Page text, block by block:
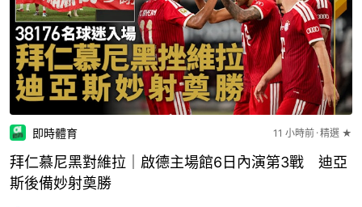
即時體育 11 小時前 精選 ★
拜仁慕尼黑對維拉｜啟德主場館6日內演第3戰 迪亞
斯後備妙射奠勝